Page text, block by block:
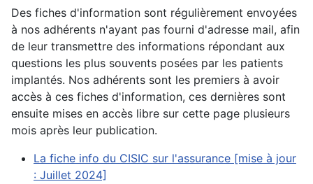
Des fiches d'information sont régulièrement envoyées
à nos adhérents n'ayant pas fourni d'adresse mail, afin
de leur transmettre des informations répondant aux
questions les plus souvents posées par les patients
implantés. Nos adhérents sont les premiers à avoir
accès à ces fiches d'information, ces dernières sont
ensuite mises en accès libre sur cette page plusieurs
mois après leur publication.
La fiche info du CISIC sur l'assurance [mise à jour
: Juillet 2024]